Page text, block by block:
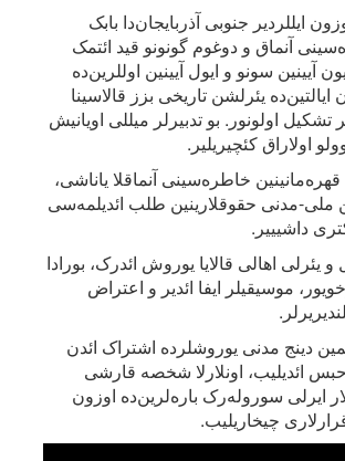
ایللردیر جنوبی آذربایجان‌دا بابک
آنماق و دوغوم گونونو قید ائتمک
آیینین سونو و ایول آیینین اوللرین‌ده
یئرلشن تاریخی بزز قالاسینا
اولونور. بو تدبیرلر میللی اویانیش
اولاراق کئچیریلیر.
قهره‌مانینین خاطره‌سینی آنماقلا یاناشی،
ملی-مدنی حقوقلارینین طلب ائدیلمه‌سی
داشیییر.
یئرلی اهالی قالایا یوروش ائد‌رک، بورادا
موسیقیلر ایفا ائدیر و اعتراض
دینج مدنی یوروشلرده اشتراک ائد‌ن
ائدیلیب، اونلارلا شخصه قارشی
ایر‌لی سوروله‌رک باره‌لرین‌ده اوزون
چیخاریلیب.